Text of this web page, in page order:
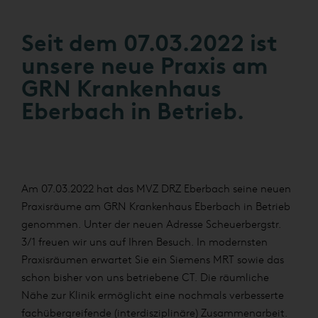
Seit dem 07.03.2022 ist
unsere neue Praxis am
GRN Krankenhaus
Eberbach in Betrieb.
Am 07.03.2022 hat das MVZ DRZ Eberbach seine neuen
Praxisräume am GRN Krankenhaus Eberbach in Betrieb
genommen. Unter der neuen Adresse Scheuerbergstr.
3/1 freuen wir uns auf Ihren Besuch. In modernsten
Praxisräumen erwartet Sie ein Siemens MRT sowie das
schon bisher von uns betriebene CT. Die räumliche
Nähe zur Klinik ermöglicht eine nochmals verbesserte
fachübergreifende (interdisziplinäre) Zusammenarbeit.